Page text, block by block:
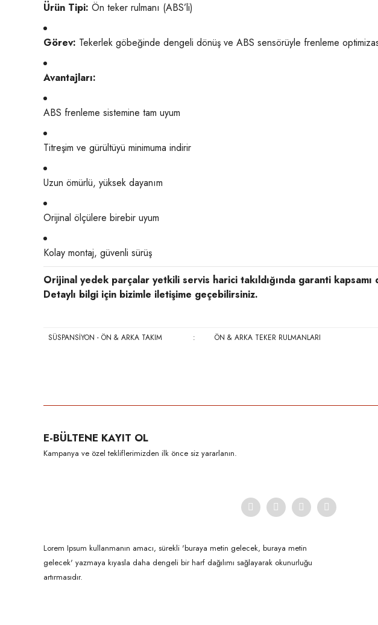
Ürün Tipi: Ön teker rulmanı (ABS’li)
Görev: Tekerlek göbeğinde dengeli dönüş ve ABS sensörüyle frenleme
Avantajları:
ABS frenleme sistemine tam uyum
Titreşim ve gürültüyü minimuma indirir
Uzun ömürlü, yüksek dayanım
Orijinal ölçülere birebir uyum
Kolay montaj, güvenli sürüş
Orijinal yedek parçalar yetkili servis harici takıldığında garanti
Detaylı bilgi için bizimle iletişime geçebilirsiniz.
SÜSPANSİYON - ÖN & ARKA TAKIM : ÖN & ARKA TEKER RULMANLARI
Ürün açıklamasında eksik bilgiler bulunuyor.
Ürün bilgilerinde hatalar bulunuyor.
E-BÜLTENE KAYIT OL
Kampanya ve özel tekliflerimizden ilk önce siz yararlanın.
Lorem Ipsum kullanmanın amacı, sürekli 'buraya metin gelecek, buraya metin
gelecek' yazmaya kıyasla daha dengeli bir harf dağılımı sağlayarak okunurluğu
artırmasıdır.